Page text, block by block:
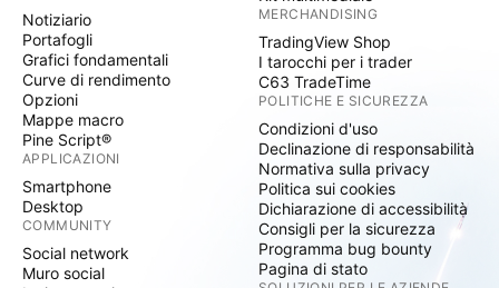
Notiziario
Portafogli
Grafici fondamentali
Curve di rendimento
Opzioni
Mappe macro
Pine Script®
APPLICAZIONI
Smartphone
Desktop
COMMUNITY
Social network
Muro social
MERCHANDISING
TradingView Shop
I tarocchi per i trader
C63 TradeTime
POLITICHE E SICUREZZA
Condizioni d'uso
Declinazione di responsabilità
Normativa sulla privacy
Politica sui cookies
Dichiarazione di accessibilità
Consigli per la sicurezza
Programma bug bounty
Pagina di stato